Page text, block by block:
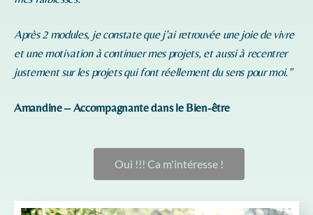
Après 2 modules, je constate que j’ai retrouvée une joie de vivre
et une motivation à continuer mes projets, et aussi à recentrer
justement sur les projets qui font réellement du sens pour moi.”
Amandine – Accompagnante dans le Bien-être
Oui !!! Ca m'intéresse !